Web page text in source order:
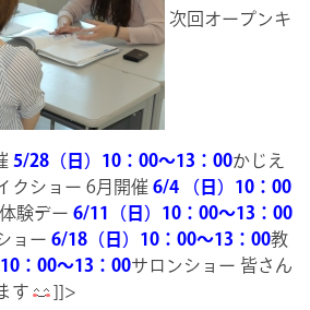
次回オープンキ
5/28（日）10：00～13：00かじえ
クショー 6月開催 6/4 （日）10：00
験デー 6/11（日）10：00～13：00
ョー 6/18（日）10：00～13：00教
：00～13：00サロンショー 皆さん
す
]]>